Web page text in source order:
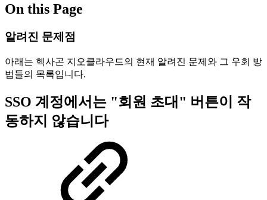
On this Page
알려진 문제점
아래는 헥사곤 지오클라우드의 현재 알려진 문제와 그 우회 방
법들의 목록입니다.
SSO 계정에서는 "회원 초대" 버튼이 작
동하지 않습니다